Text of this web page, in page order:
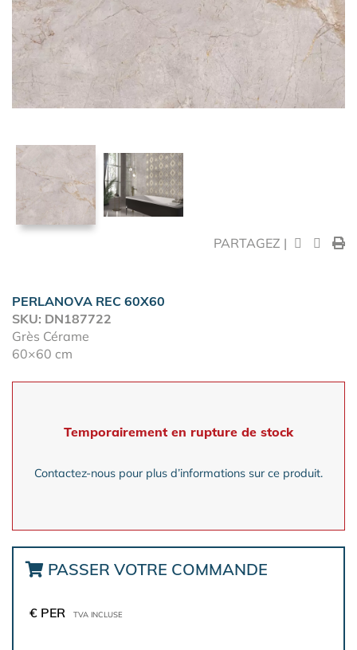
PARTAGEZ |
PERLANOVA REC 60X60
SKU: DN187722
Grès Cérame
60×60 cm
Temporairement en rupture de stock
Contactez-nous pour plus d’informations sur ce produit.
PASSER VOTRE COMMANDE
€ PER TVA INCLUSE